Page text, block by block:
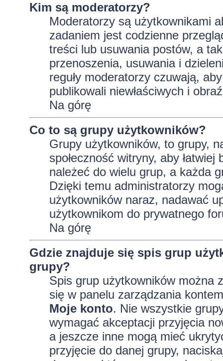
Kim są moderatorzy?
Moderatorzy są użytkownikami
zadaniem jest codzienne
treści lub usuwania postów, a
przenoszenia, usuwania i
reguły moderatorzy czuwają,
publikowali niewłaściwych i
Na górę
Co to są grupy użytkowników?
Grupy użytkowników, to grupy,
społeczność witryny, aby
należeć do wielu grup, a każda
Dzięki temu administratorzy
użytkowników naraz, nadawać
użytkownikom do prywatnego
Na górę
Gdzie znajduje się spis grup
grupy?
Spis grup użytkowników można
się w panelu zarządzania
Moje konto. Nie wszystkie
wymagać akceptacji przyjęcia
a jeszcze inne mogą mieć
przyjęcie do danej grupy,